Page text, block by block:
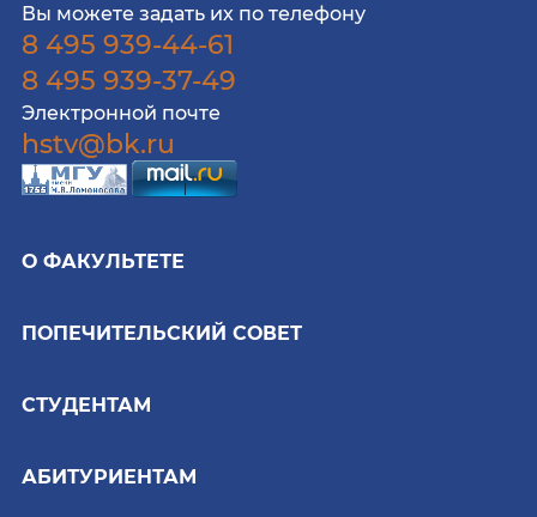
Вы можете задать их по телефону
8 495 939-44-61
8 495 939-37-49
Электронной почте
hstv@bk.ru
О ФАКУЛЬТЕТЕ
ПОПЕЧИТЕЛЬСКИЙ СОВЕТ
СТУДЕНТАМ
АБИТУРИЕНТАМ